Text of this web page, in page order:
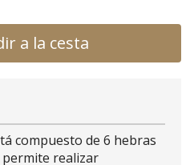
a la cesta
compuesto de 6 hebras
realizar